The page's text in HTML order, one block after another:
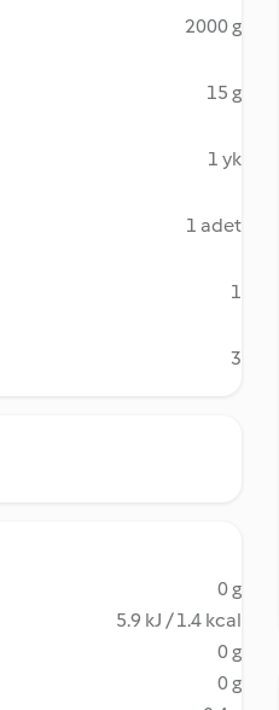
2000 g
15 g
1 yk
1 adet
1
3
0 g
5.9 kJ / 1.4 kcal
0 g
0 g